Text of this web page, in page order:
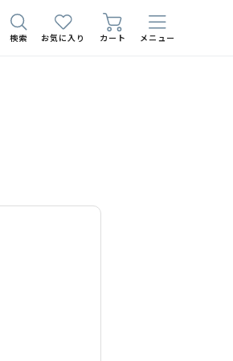
検索 お気に入り カート メニュー